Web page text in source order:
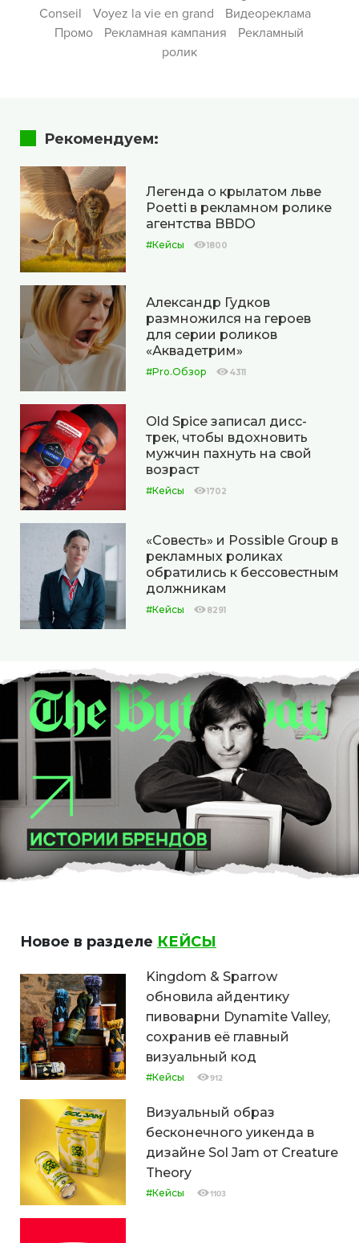
Conseil
Voyez la vie en grand
Видеореклама
Промо
Рекламная кампания
Рекламный
ролик
Рекомендуем:
Легенда о крылатом льве
Poetti в рекламном ролике
агентства BBDO
#Кейсы 1800
Александр Гудков
размножился на героев
для серии роликов
«Аквадетрим»
#Pro.Обзор 4311
Old Spice записал дисс-
трек, чтобы вдохновить
мужчин пахнуть на свой
возраст
#Кейсы 1702
«Совесть» и Possible Group в
рекламных роликах
обратились к бессовестным
должникам
#Кейсы 8291
Новое в разделе КЕЙСЫ
Kingdom & Sparrow
обновила айдентику
пивоварни Dynamite Valley,
сохранив её главный
визуальный код
#Кейсы 912
Визуальный образ
бесконечного уикенда в
дизайне Sol Jam от Creature
Theory
#Кейсы 1103